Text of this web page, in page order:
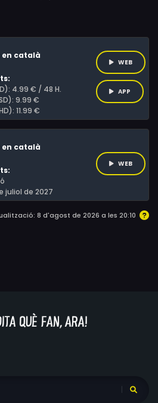
Denis Déon, Théo Costa-Marini,
Soutbani, Brahim Bihi,
en el seu propi entorn.
Camus “L’estranger”.
català
4.99 € / 48 H.
9.99 €
11.99 €
WEB
APP
català
juliol de 2027
WEB
8 d'agost de 2026 a les 20:10